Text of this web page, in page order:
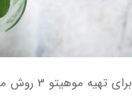
برای تهیه موهیتو 3 روش معمول وجود دارد: